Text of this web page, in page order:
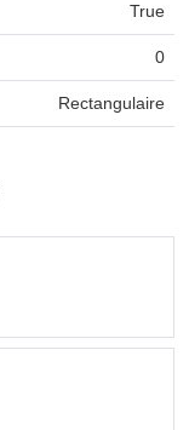
True
0
Rectangulaire